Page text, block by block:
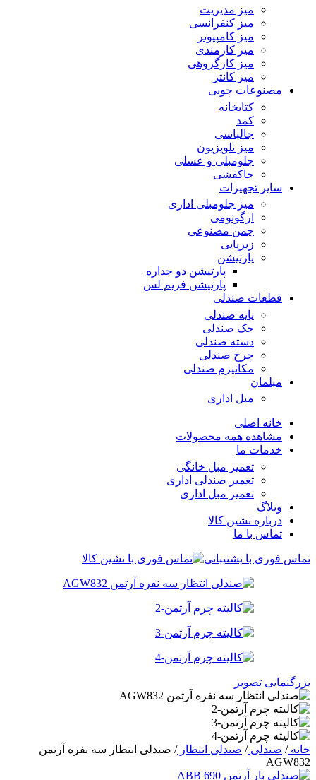
میز مدیریت
میز کنفرانسی
میز کامپیوتر
میز کارمندی
میز کارگروهی
میز کانتر
مصنوعات چوبی
کتابخانه
کمد
جالباسی
میز تلویزیون
جلومبلی و عسلی
جاکفشی
سایر تجهیزات
میز جلومبلی اداری
ارگونومی
چمن مصنوعی
زیرپایی
پارتیشن
پارتیشن دو جداره
پارتیشن فریم لس
قطعات صندلی
پایه صندلی
جک صندلی
دسته صندلی
چرخ صندلی
مکانیزم صندلی
مبلمان
مبل اداری
خانه اصلی
مشاهده همه محصولات
خدمات ما
تعمیر مبل خانگی
تعمیر صندلی اداری
تعمیر مبل اداری
وبلاگ
درباره نشین کالا
تماس با ما
تماس فوری با پشتیبانی
بزرگنمایی تصویر
خانه/ صندلی/ صندلی انتظار/ صندلی انتظار سه نفره آرتمن
AGW832